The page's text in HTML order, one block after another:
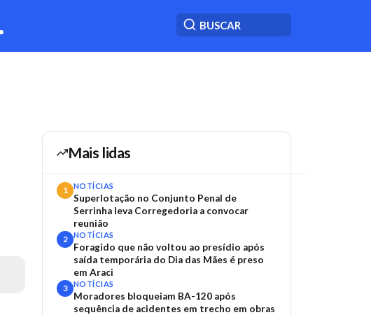
Mais lidas
1 NOTÍCIAS
Superlotação no Conjunto Penal de
Serrinha leva Corregedoria a convocar
reunião
2 NOTÍCIAS
Foragido que não voltou ao presídio após
saída temporária do Dia das Mães é preso
em Araci
3 NOTÍCIAS
Moradores bloqueiam BA-120 após
sequência de acidentes em trecho em obras